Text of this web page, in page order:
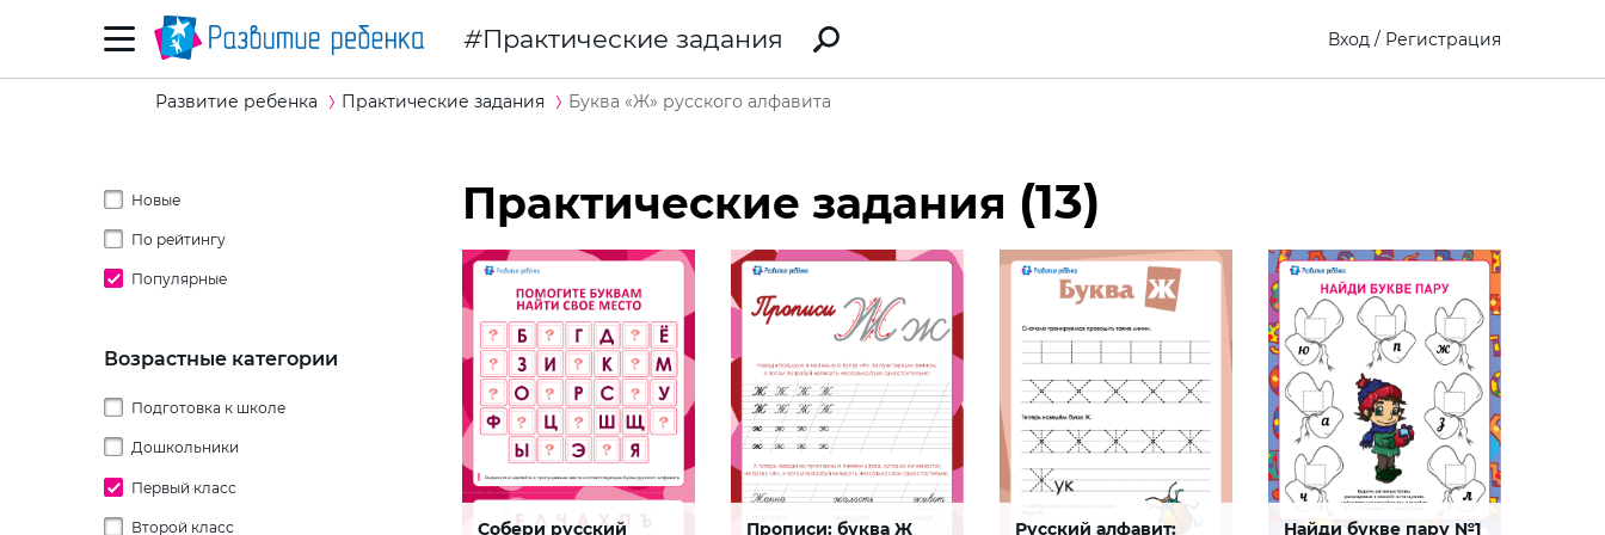
Практические задания Вход / Регистрация
Развитие ребенка Практические задания Буква «Ж» русского алфавита
Новые
По рейтингу
Популярные
Возрастные категории
Подготовка к школе
Дошкольники
2 года
3 года
Первый класс
Второй класс
Практические задания (13)
Собери русский
Прописи: буква Ж
Русский алфавит:
Найди букве пару №1